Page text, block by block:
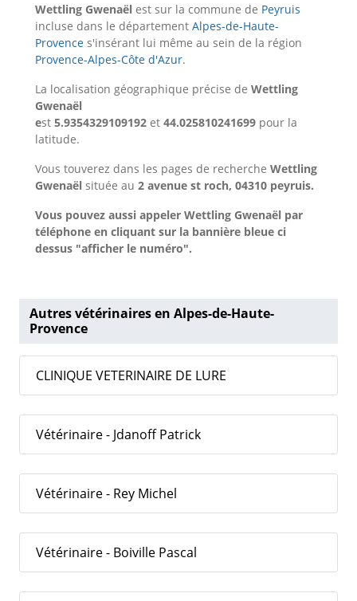
Wettling Gwenaël est sur la commune de Peyruis
incluse dans le département Alpes-de-Haute-
Provence s'insérant lui même au sein de la région
Provence-Alpes-Côte d'Azur.
La localisation géographique précise de Wettling
Gwenaël
est 5.9354329109192 et 44.025810241699 pour la
latitude.
Vous touverez dans les pages de recherche Wettling
Gwenaël située au 2 avenue st roch, 04310 peyruis.
Vous pouvez aussi appeler Wettling Gwenaël par
téléphone en cliquant sur la bannière bleue ci
dessus "afficher le numéro".
Autres vétérinaires en Alpes-de-Haute-
Provence
CLINIQUE VETERINAIRE DE LURE
Vétérinaire - Jdanoff Patrick
Vétérinaire - Rey Michel
Vétérinaire - Boiville Pascal